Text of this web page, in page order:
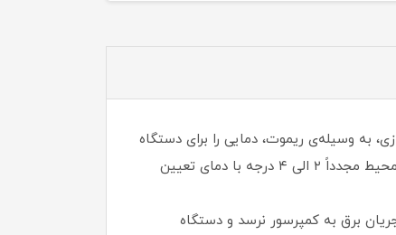
به وسیله‌ی ریموت، دمایی را برای دستگاه
تعریف می‌کنیم. زمانی که دما به مقدار تعیین شده برسد، ترموستات مدار برقی دستگاه را قطع می‌کند و زمانی که دمای محیط مجدداً ۲ الی ۴ درجه با دمای تعیین
برق به کمپرسور نرسد و دستگاه